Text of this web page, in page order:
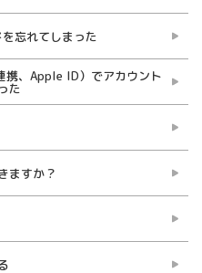
忘れてしまった
携、Apple ID）でアカウント
た
ますか？